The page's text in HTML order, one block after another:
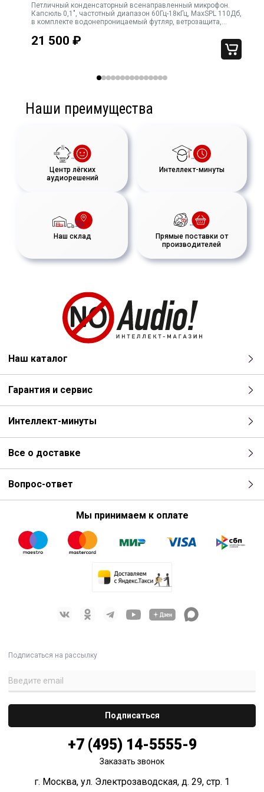
Миниатюрный всенаправленный микрофон 2061 улавливает
естественный и реалистичный звук.
Он разработан для точного захвата человеческого голоса с
имеет прочную механическую конструкцию с хорошими
Петличный конденсаторный всенаправленный микрофон.
Капсюль 0,1", частотный диапазон 60Гц-18кГц, MaxSPL 110Дб,
в комплекте водонепроницаемый футляр, ветрозащита,
других брендов
21 500 ₽
Наши преимущества
Центр лёгких
аудиорешений
Интеллект-минуты
Наш склад
Прямые поставки от
производителей
Наш каталог
Гарантия и сервис
Интеллект-минуты
Все о доставке
Вопрос-ответ
Мы принимаем к оплате
Подписаться на рассылку
+7 (495) 14-5555-9
Заказать звонок
г. Москва, ул. Электрозаводская, д. 29, стр. 1